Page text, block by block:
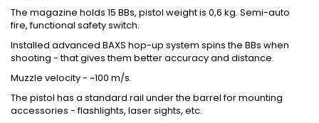
The magazine holds 15 BBs, pistol weight is 0,6 kg. Semi-auto
fire, functional safety switch.
Installed advanced BAXS hop-up system spins the BBs when
shooting - that gives them better accuracy and distance.
Muzzle velocity - ~100 m/s.
The pistol has a standard rail under the barrel for mounting
accessories - flashlights, laser sights, etc.